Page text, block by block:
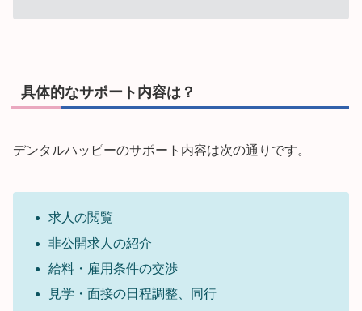
具体的なサポート内容は？
デンタルハッピーのサポート内容は次の通りです。
求人の閲覧
非公開求人の紹介
給料・雇用条件の交渉
見学・面接の日程調整、同行